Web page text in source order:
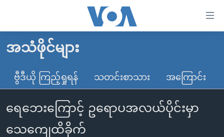
လွယ်ကူ
သည့်
များ
ပင်မ
မူလစာမျက်နှာ
မြန်မာ
ကမ္ဘာ့သတင်းများ
နိုင်ငံတကာ
ဗွီဒီယို
သတင်းလွတ်လပ်ခွင့်
အသံဖိုင်များ
ဗွီဒီယို ကြည့်ရှုရန် သတင်းစာသား အကြောင်း
ရေဘေးကြောင့် ဥရောပအလယ်ပိုင်းမှာ
သေကျေထိခိုက်